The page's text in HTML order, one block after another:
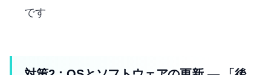
です